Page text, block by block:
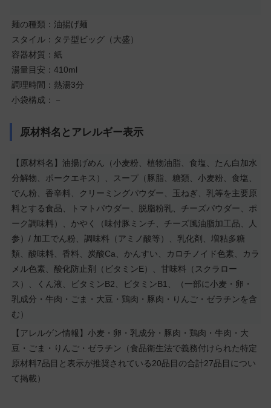
麺の種類：油揚げ麺
スタイル：タテ型ビッグ（大盛）
容器材質：紙
湯量目安：410ml
調理時間：熱湯3分
小袋構成：－
原材料名とアレルギー表示
【原材料名】油揚げめん（小麦粉、植物油脂、食塩、たん白加水
分解物、ポークエキス）、スープ（豚脂、糖類、小麦粉、食塩、
でん粉、香辛料、クリーミングパウダー、玉ねぎ、乳等を主要原
料とする食品、トマトパウダー、脱脂粉乳、チーズパウダー、ポ
ーク調味料）、かやく（味付豚ミンチ、チーズ風油脂加工品、人
参）/ 加工でん粉、調味料（アミノ酸等）、乳化剤、増粘多糖
類、酸味料、香料、炭酸Ca、かんすい、カロチノイド色素、カラ
メル色素、酸化防止剤（ビタミンE）、甘味料（スクラロー
ス）、くん液、ビタミンB2、ビタミンB1、（一部に小麦・卵・
乳成分・牛肉・ごま・大豆・鶏肉・豚肉・りんご・ゼラチンを含
む）
【アレルゲン情報】小麦・卵・乳成分・豚肉・鶏肉・牛肉・大
豆・ごま・りんご・ゼラチン（食品衛生法で義務付けられた特定
原材料7品目と表示が推奨されている20品目の合計27品目につい
て掲載）